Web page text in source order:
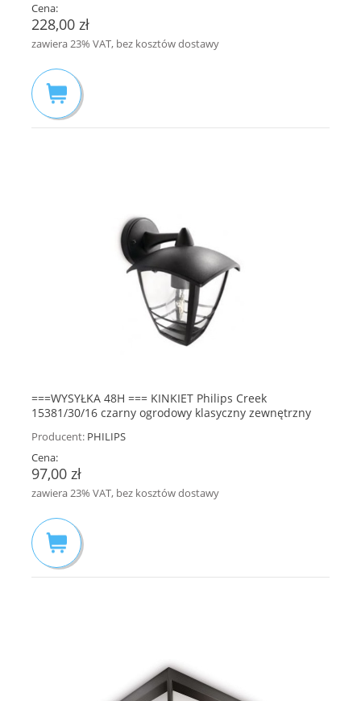
Cena:
228,00 zł
zawiera 23% VAT, bez kosztów dostawy
===WYSYŁKA 48H === KINKIET Philips Creek
15381/30/16 czarny ogrodowy klasyczny zewnętrzny
Producent: PHILIPS
Cena:
97,00 zł
zawiera 23% VAT, bez kosztów dostawy